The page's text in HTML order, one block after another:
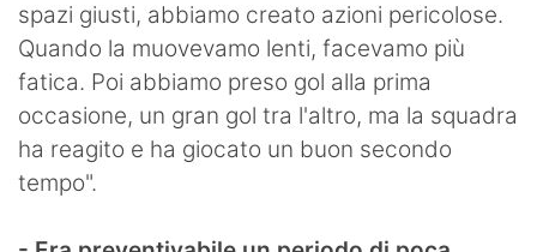
spazi giusti, abbiamo creato azioni pericolose.
Quando la muovevamo lenti, facevamo più
fatica. Poi abbiamo preso gol alla prima
occasione, un gran gol tra l'altro, ma la squadra
ha reagito e ha giocato un buon secondo
tempo".